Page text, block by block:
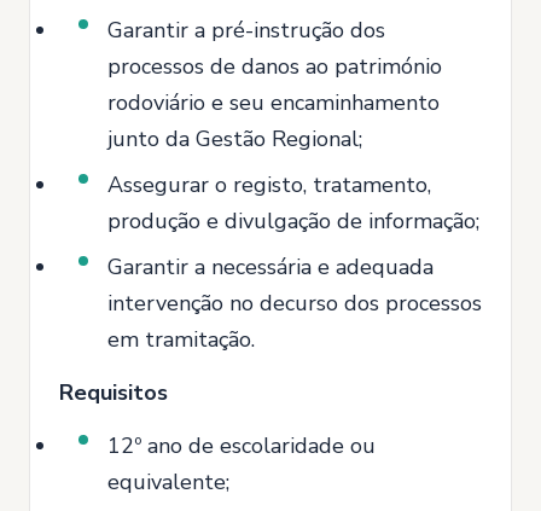
Garantir a pré-instrução dos
processos de danos ao património
rodoviário e seu encaminhamento
junto da Gestão Regional;
Assegurar o registo, tratamento,
produção e divulgação de informação;
Garantir a necessária e adequada
intervenção no decurso dos processos
em tramitação.
Requisitos
12º ano de escolaridade ou
equivalente;